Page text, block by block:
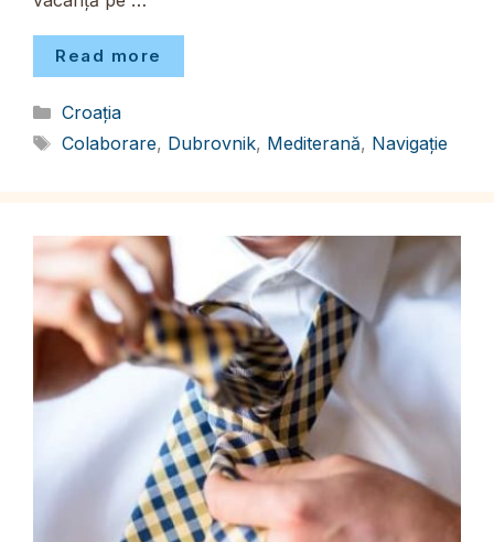
Read more
Categorii
Croația
Etichete
Colaborare, Dubrovnik, Mediterană, Navigație